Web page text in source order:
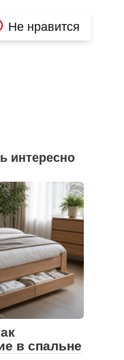
Не нравится
интересно
в спальне